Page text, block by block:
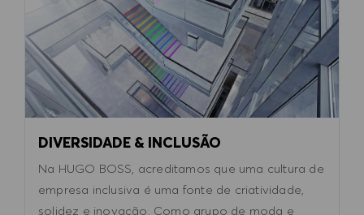
DIVERSIDADE & INCLUSÃO
Na HUGO BOSS, acreditamos que uma cultura de
empresa inclusiva é uma fonte de criatividade,
solidez e inovação. Como grupo de moda e